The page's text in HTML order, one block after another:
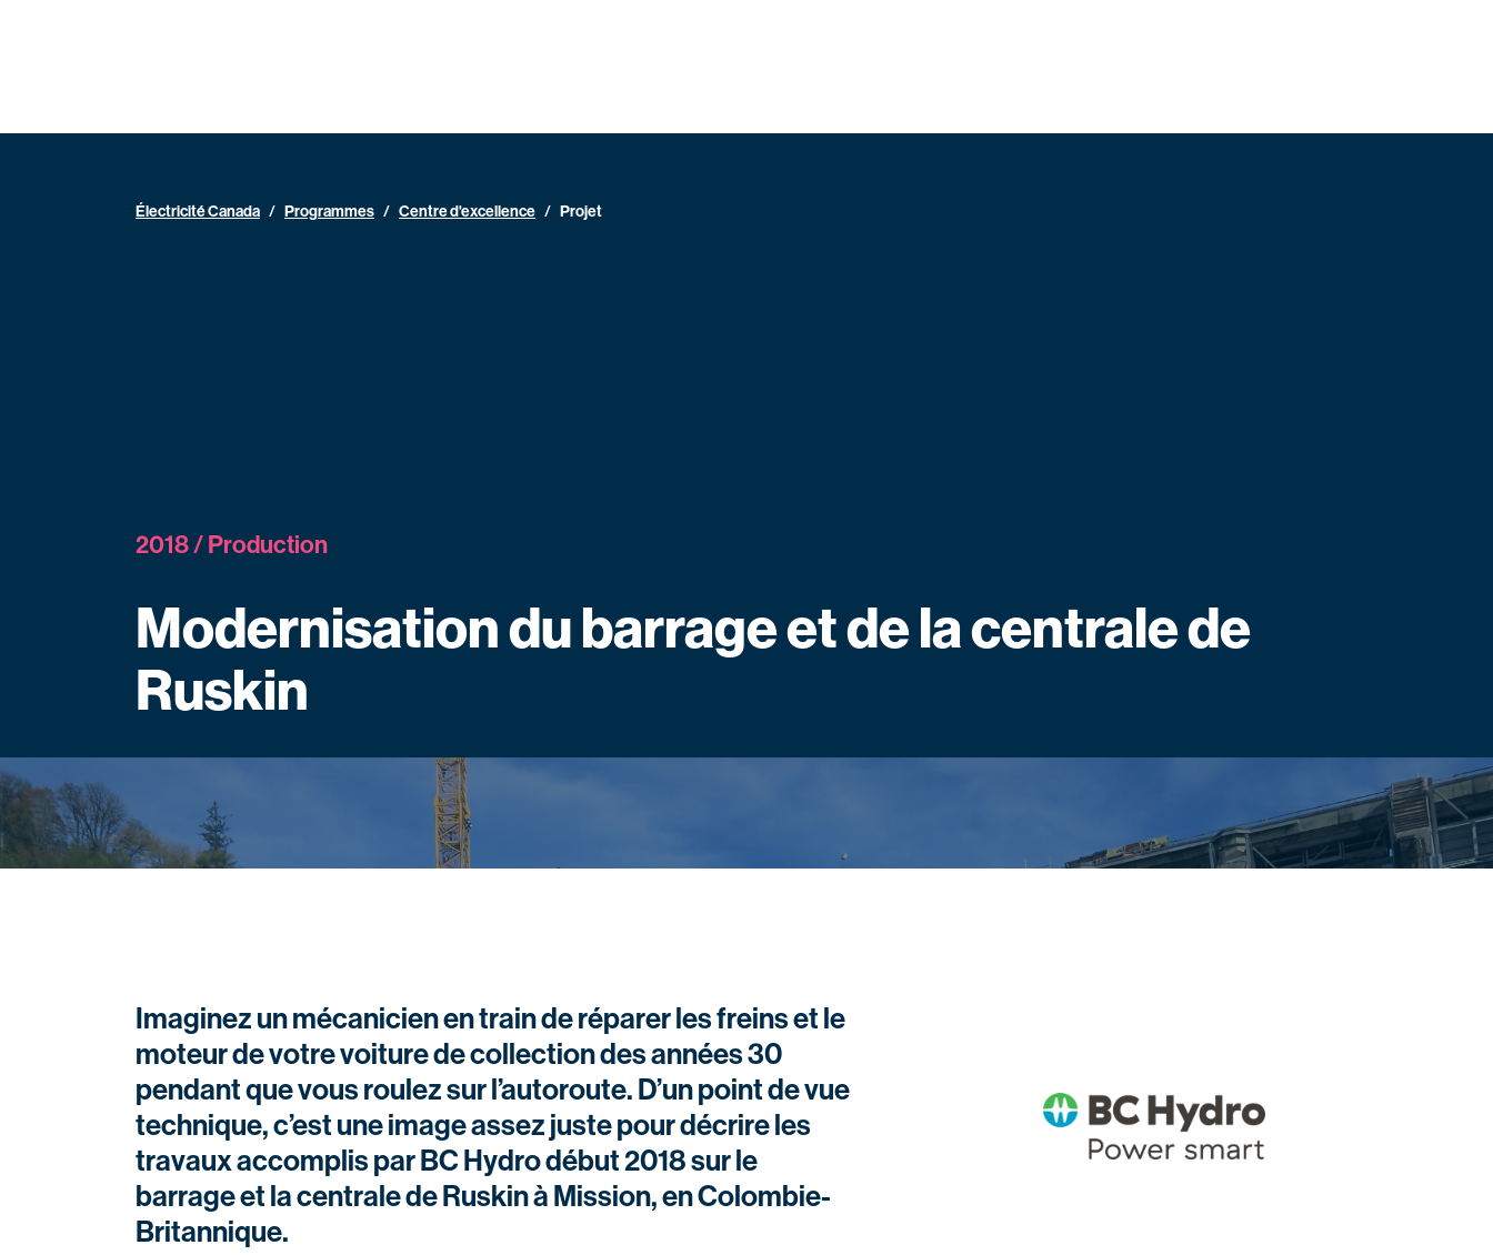
Électricité Canada / Programmes / Centre d'excellence / Projet
2018 / Production
Modernisation du barrage et de la centrale de
Ruskin
Imaginez un mécanicien en train de réparer les freins et le
moteur de votre voiture de collection des années 30
pendant que vous roulez sur l’autoroute. D’un point de vue
technique, c’est une image assez juste pour décrire les
travaux accomplis par BC Hydro début 2018 sur le
barrage et la centrale de Ruskin à Mission, en Colombie-
Britannique.